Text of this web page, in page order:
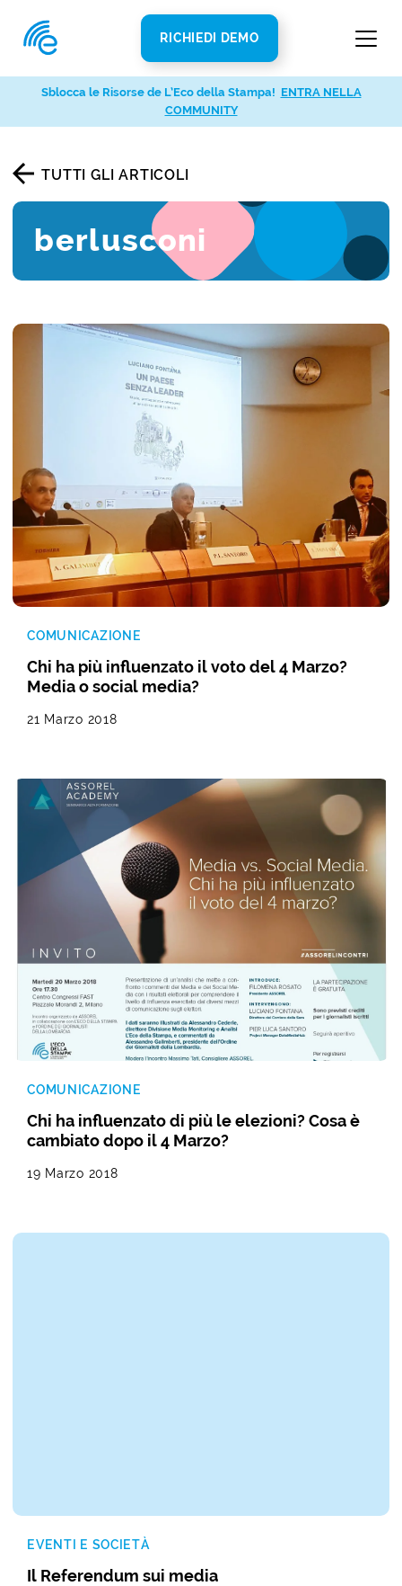
RICHIEDI DEMO
TUTTI GLI ARTICOLI
berlusconi
COMUNICAZIONE
Chi ha più influenzato il voto del 4 Marzo?
Media o social media?
21 Marzo 2018
COMUNICAZIONE
Chi ha influenzato di più le elezioni? Cosa è
cambiato dopo il 4 Marzo?
19 Marzo 2018
EVENTI E SOCIETÀ
Il Referendum sui media
Sblocca le Risorse de L’Eco della Stampa! ENTRA NELLA
COMMUNITY